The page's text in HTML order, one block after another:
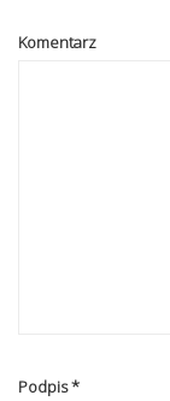
Komentarz
Podpis*